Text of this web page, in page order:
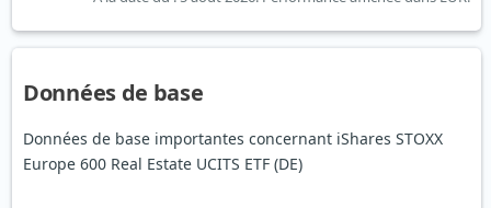
Données de base
Données de base importantes concernant iShares STOXX
Europe 600 Real Estate UCITS ETF (DE)